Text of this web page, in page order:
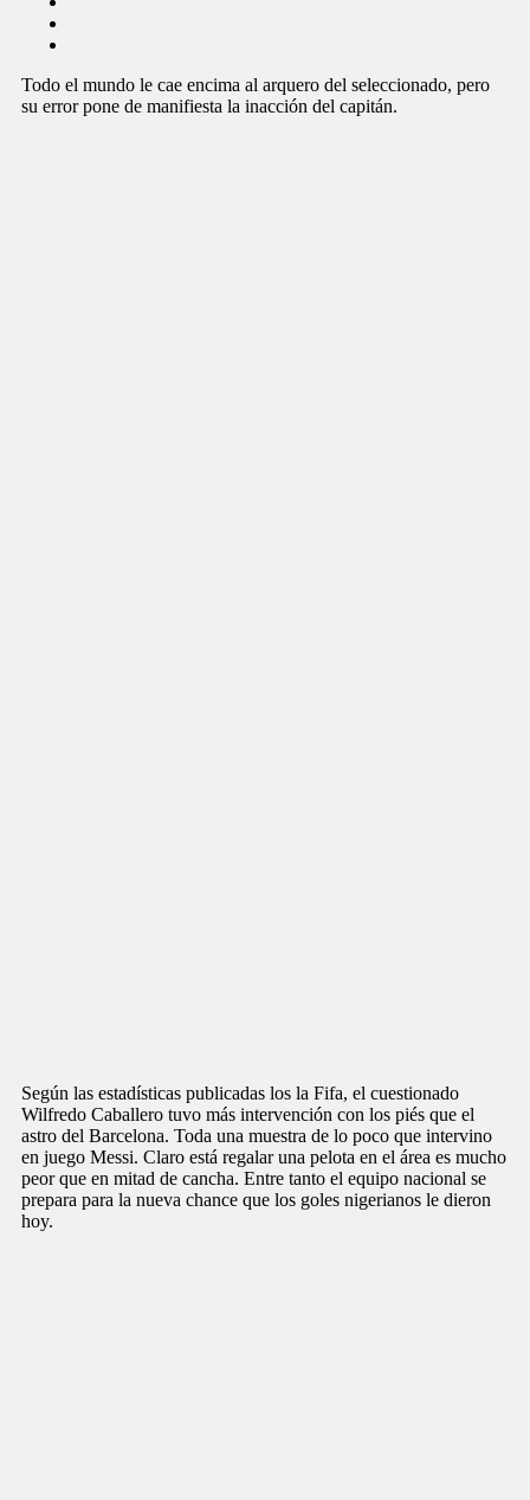
Todo el mundo le cae encima al arquero del seleccionado, pero
su error pone de manifiesta la inacción del capitán.
Según las estadísticas publicadas los la Fifa, el cuestionado
Wilfredo Caballero tuvo más intervención con los piés que el
astro del Barcelona. Toda una muestra de lo poco que intervino
en juego Messi. Claro está regalar una pelota en el área es mucho
peor que en mitad de cancha. Entre tanto el equipo nacional se
prepara para la nueva chance que los goles nigerianos le dieron
hoy.